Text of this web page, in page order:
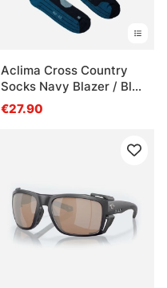
Aclima Cross Country
Socks Navy Blazer / Blue
Sapphire / Azure Blue
€27.90